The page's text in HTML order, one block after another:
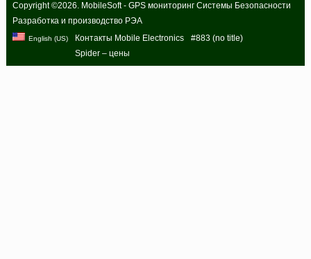
Copyright ©2026. MobileSoft - GPS мониторинг Системы Безопасности
Разработка и производство РЭА
English (US) Контакты Mobile Electronics
#883 (no title)
Spider – цены